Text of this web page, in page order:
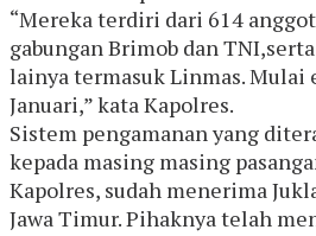
“Mereka terdiri dari 614
gabungan Brimob dan
lainya termasuk Linmas. Mulai
Januari,” kata Kapolres.
Sistem pengamanan yang
kepada masing masing
Kapolres, sudah menerima
Jawa Timur. Pihaknya telah